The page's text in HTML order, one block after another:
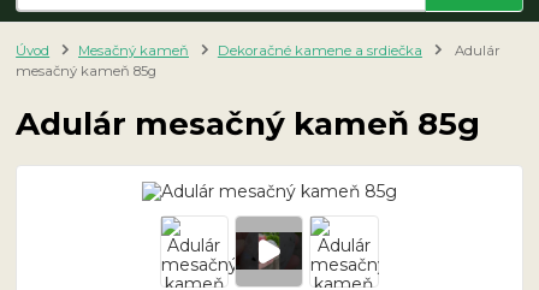
Úvod Mesačný kameň Dekoračné kamene a srdiečka
Adulár
mesačný kameň 85g
Adulár mesačný kameň 85g